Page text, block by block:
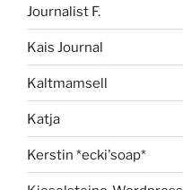
Journalist F.
Kais Journal
Kaltmamsell
Katja
Kerstin *ecki'soap*